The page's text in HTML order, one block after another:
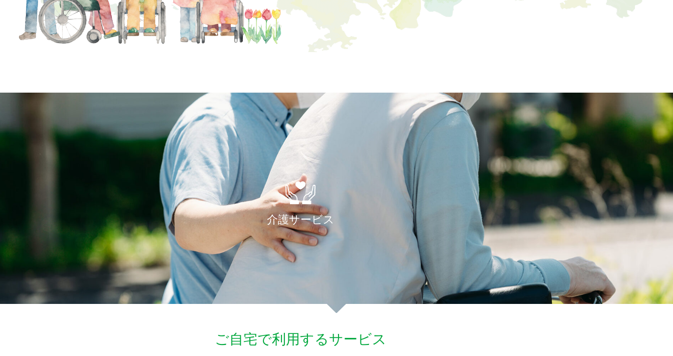
介護サービス
ご自宅で利用するサービス